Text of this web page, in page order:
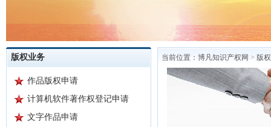
版权业务
作品版权申请
计算机软件著作权登记申请
文字作品申请
当前位置： 博凡知识产权网 > 版